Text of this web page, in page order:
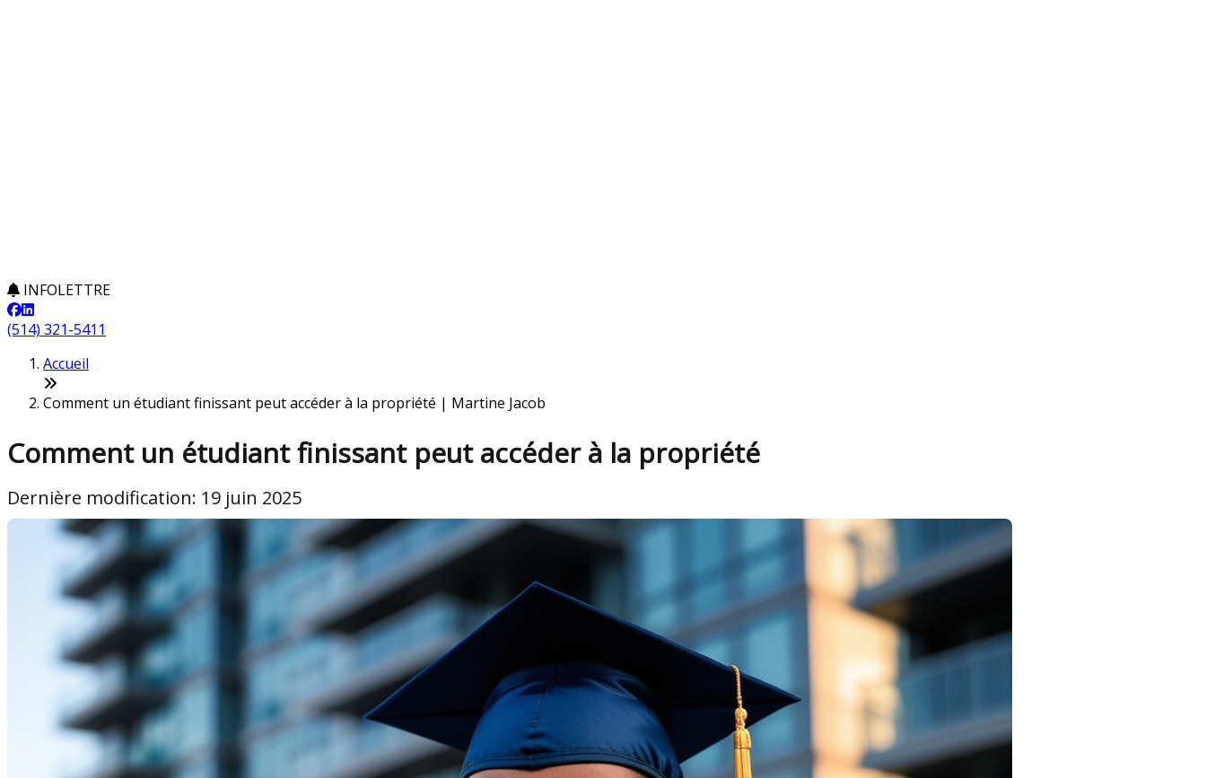
INFOLETTRE
(514) 321-5411
Accueil
Comment un étudiant finissant peut accéder à la propriété | Martine Jacob
Comment un étudiant finissant peut accéder à la propriété
Dernière modification: 19 juin 2025